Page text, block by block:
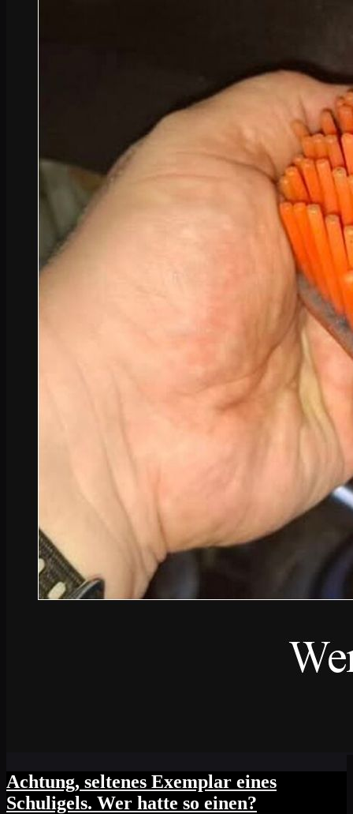
Achtung, seltenes Exemplar eines
Schuligels. Wer hatte so einen?